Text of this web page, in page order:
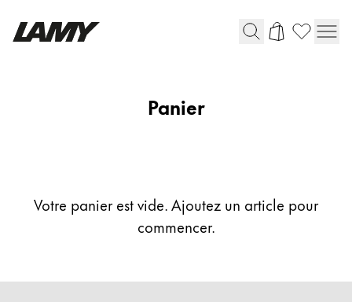
Stylo multi-système
Panier
Votre panier est vide. Ajoutez un article pour
commencer.